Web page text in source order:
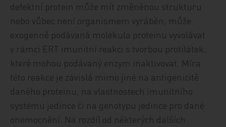
defektní protein může mít změněnou strukturu
nebo vůbec není organismem vyráběn, může
exogenně podávaná molekula proteinu vyvolávat
v rámci ERT imunitní reakci s tvorbou protilátek,
které mohou podávaný enzym inaktivovat. Míra
této reakce je závislá mimo jiné na antigenicitě
daného proteinu, na vlastnostech imunitního
systému jedince či na genotypu jedince pro dané
onemocnění. Na rozdíl od některých dalších